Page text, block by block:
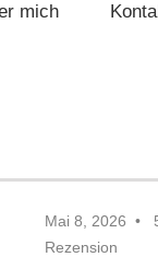
mich
Mai 8, 2026
Rezension